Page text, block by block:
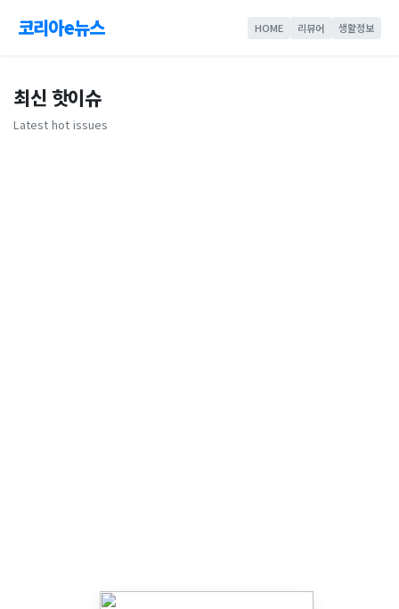
코리아e뉴스 HOME 리뷰어 생활정보
최신 핫이슈
Latest hot issues